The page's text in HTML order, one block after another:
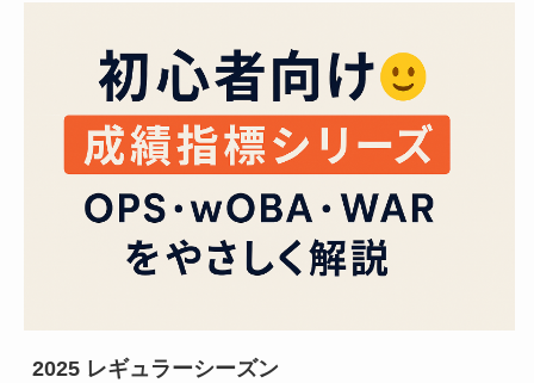
2025 レギュラーシーズン